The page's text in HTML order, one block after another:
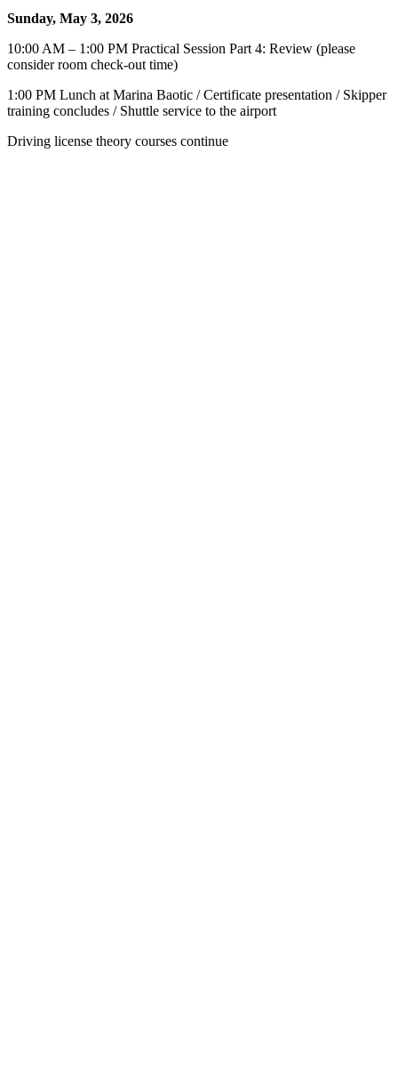
Sunday, May 3, 2026
10:00 AM – 1:00 PM Practical Session Part 4: Review (please
consider room check-out time)
1:00 PM Lunch at Marina Baotic / Certificate presentation / Skipper
training concludes / Shuttle service to the airport
Driving license theory courses continue